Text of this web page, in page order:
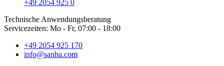
+49 2054 925 0
Technische Anwendungsberatung
Servicezeiten: Mo - Fr, 07:00 - 18:00
+49 2054 925 170
info@sanha.com